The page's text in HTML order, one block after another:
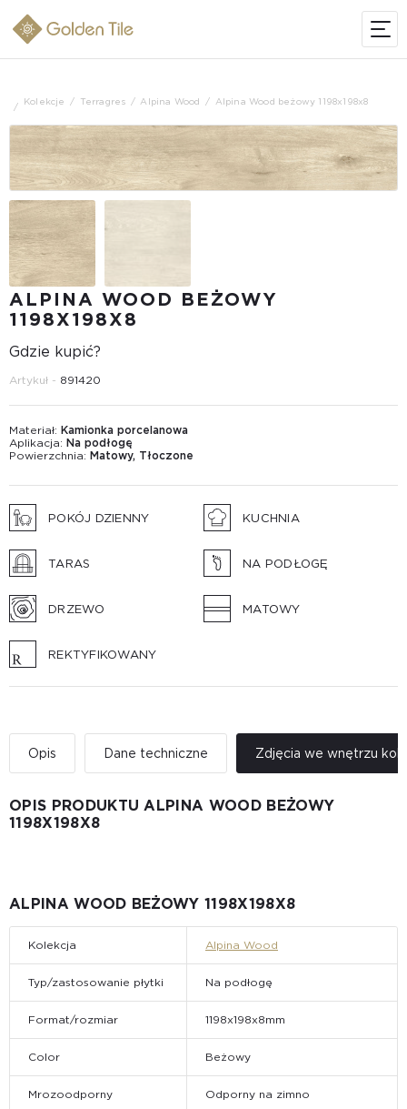
Kolekcje Terragres Alpina Wood Alpina Wood beżowy 1198х198x8
ALPINA WOOD BEŻOWY
1198Х198X8
Gdzie kupić?
Artykuł - 891420
Materiał: Kamionka porcelanowa
Aplikacja: Na podłogę
Powierzchnia: Matowy, Tłoczone
POKÓJ DZIENNY KUCHNIA
TARAS NA PODŁOGĘ
DRZEWO MATOWY
REKTYFIKOWANY
Opis Dane techniczne Zdjęcia we wnętrzu
OPIS PRODUKTU ALPINA WOOD BEŻOWY
1198Х198X8
ALPINA WOOD BEŻOWY 1198Х198X8
Kolekcja Alpina Wood
Typ/zastosowanie płytki Na podłogę
Format/rozmiar 1198х198x8mm
Color Beżowy
Mrozoodporny Odporny na zimno